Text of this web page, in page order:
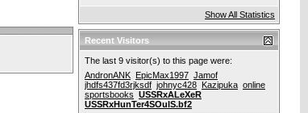
Show All Statistics
Recent Visitors
The last 9 visitor(s) to this page were:
AndronANK EpicMax1997 Jamof
jhdfs437fd3rjksdf johnyc428 Kazipuka online
sportsbooks USSRxALeXeR
USSRxHunTer4SOulS.bf2